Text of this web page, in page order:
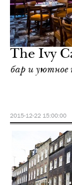
The Ivy
бар и уютное
2015-12-22 15:00:00